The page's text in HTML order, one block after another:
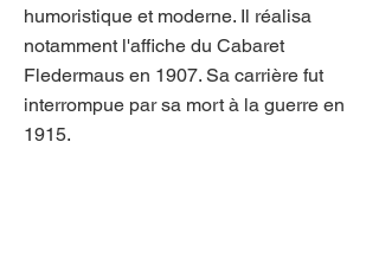
humoristique et moderne. Il réalisa
notamment l'affiche du Cabaret
Fledermaus en 1907. Sa carrière fut
interrompue par sa mort à la guerre en
1915.